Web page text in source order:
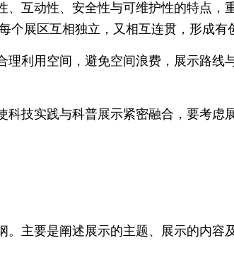
互动性、安全性与可维护性的特点，
展区互相独立，又相互连贯，形成有
利用空间，避免空间浪费，展示路线
技实践与科普展示紧密融合，要考虑
要是阐述展示的主题、展示的内容及